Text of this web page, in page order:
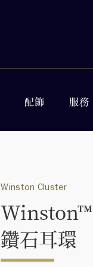
配飾 服務
Winston Cluster
鑽石耳環